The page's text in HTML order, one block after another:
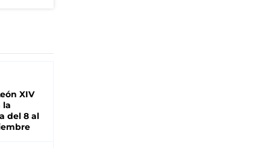
XIV
la
del 8 al